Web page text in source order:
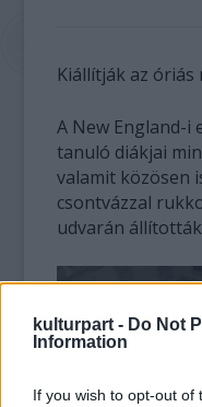
kulturpart - Do Not
Information
If you wish to opt-out of
Kiállítják az óriás
A New England-i
tanuló diákjai
valamit közösen
csontvázzal
udvarán